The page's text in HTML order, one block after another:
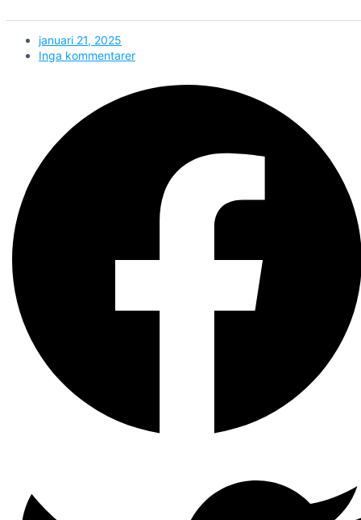
januari 21, 2025
Inga kommentarer